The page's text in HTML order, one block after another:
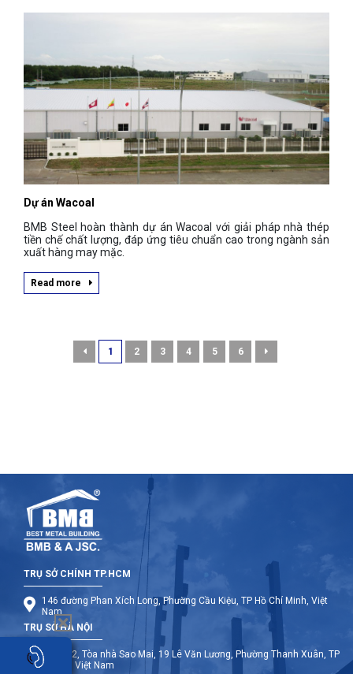
Dự án Wacoal
BMB Steel hoàn thành dự án Wacoal với giải pháp nhà thép
tiền chế chất lượng, đáp ứng tiêu chuẩn cao trong ngành sản
xuất hàng may mặc.
Read more
1 2 3 4 5 6
TRỤ SỞ CHÍNH TP.HCM
146 đường Phan Xích Long, Phường Cầu Kiệu, TP Hồ Chí Minh, Việt
Nam
TRỤ SỞ HÀ NỘI
Tầng 12, Tòa nhà Sao Mai, 19 Lê Văn Lương, Phường Thanh Xuân, TP
Hà Nội, Việt Nam